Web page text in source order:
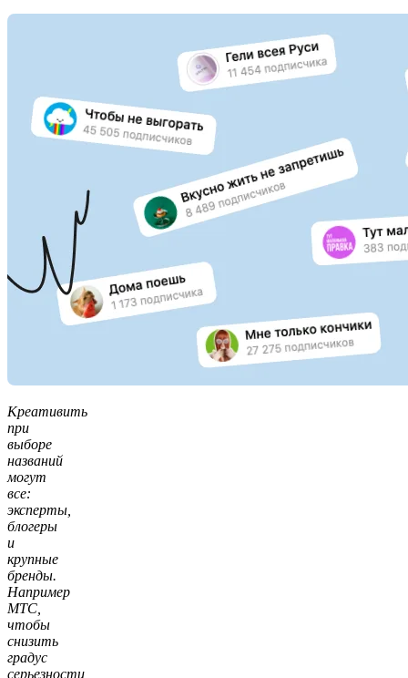
Креативить
при
выборе
названий
могут
все:
эксперты,
блогеры
и
крупные
бренды.
Например
МТС,
чтобы
снизить
градус
серьезности,